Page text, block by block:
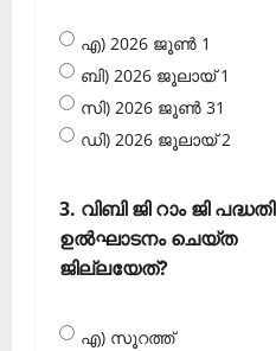
എ) 2026 ജൂണ്‍ 1
ബി) 2026 ജൂലായ് 1
സി) 2026 ജൂണ്‍ 31
ഡി) 2026 ജൂലായ് 2
3. വിബി ജി റാം ജി പദ്ധതി
ഉല്‍ഘാടനം ചെയ്ത
ജില്ലയേത്?
എ) സൂറത്ത്